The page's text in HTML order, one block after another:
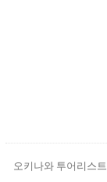
오키나와 투어리스